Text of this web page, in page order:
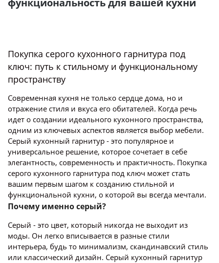
функциональность для вашей кухни
Покупка серого кухонного гарнитура под
ключ: путь к стильному и функциональному
пространству
Современная кухня не только сердце дома, но и
отражение стиля и вкуса его обитателей. Когда речь
идет о создании идеального кухонного пространства,
одним из ключевых аспектов является выбор мебели.
Серый кухонный гарнитур - это популярное и
универсальное решение, которое сочетает в себе
элегантность, современность и практичность. Покупка
серого кухонного гарнитура под ключ может стать
вашим первым шагом к созданию стильной и
функциональной кухни, о которой вы всегда мечтали.
Почему именно серый?
Серый - это цвет, который никогда не выходит из
моды. Он легко вписывается в разные стили
интерьера, будь то минимализм, скандинавский стиль
или классический дизайн. Серый кухонный гарнитур